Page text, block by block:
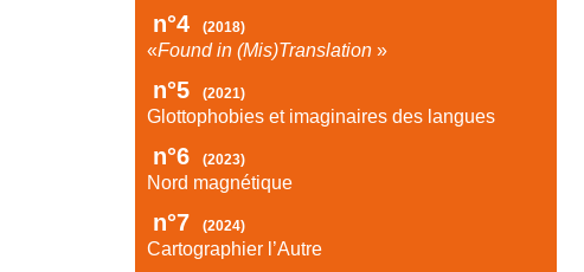
n°4 (2018)
«Found in (Mis)Translation »
n°5 (2021)
Glottophobies et imaginaires des langues
n°6 (2023)
Nord magnétique
n°7 (2024)
Cartographier l’Autre